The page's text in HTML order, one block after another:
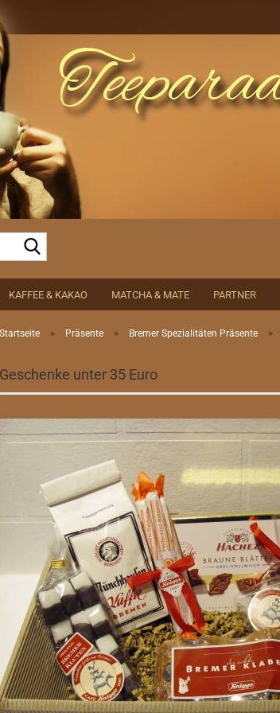
KAFFEE & KAKAO MATCHA & MATE PARTNER
Startseite » Präsente » Bremer Spezialitäten Präsente »
Geschenke unter 35 Euro